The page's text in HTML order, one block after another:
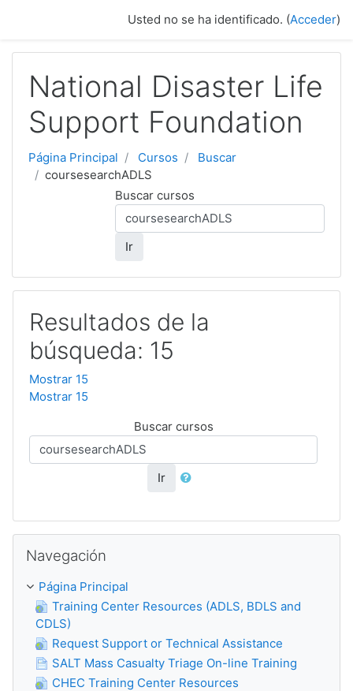
Usted no se ha identificado. (Acceder)
National Disaster Life
Support Foundation
Página Principal Cursos
Buscar
coursesearchADLS
Buscar cursos
Ir
Resultados de la
búsqueda: 15
Mostrar 15
Mostrar 15
Buscar cursos
Ir
Navegación
Página Principal
Training Center Resources (ADLS, BDLS and
CDLS)
Request Support or Technical Assistance
SALT Mass Casualty Triage On-line Training
CHEC Training Center Resources